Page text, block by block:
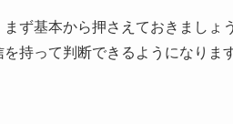
ず基本から押さえておきましょ
持って判断できるようになります